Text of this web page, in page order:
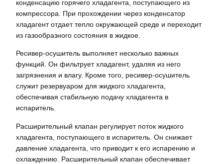
конденсацию горячего хладагента, поступающего из
компрессора. При прохождении через конденсатор
хладагент отдает тепло окружающей среде и переходит
из газообразного состояния в жидкое.
Ресивер-осушитель выполняет несколько важных
функций. Он фильтрует хладагент, удаляя из него
загрязнения и влагу. Кроме того, ресивер-осушитель
служит резервуаром для жидкого хладагента,
обеспечивая стабильную подачу хладагента в
испаритель.
Расширительный клапан регулирует поток жидкого
хладагента, поступающего в испаритель. Он снижает
давление хладагента, что приводит к его испарению и
охлаждению. Расширительный клапан обеспечивает